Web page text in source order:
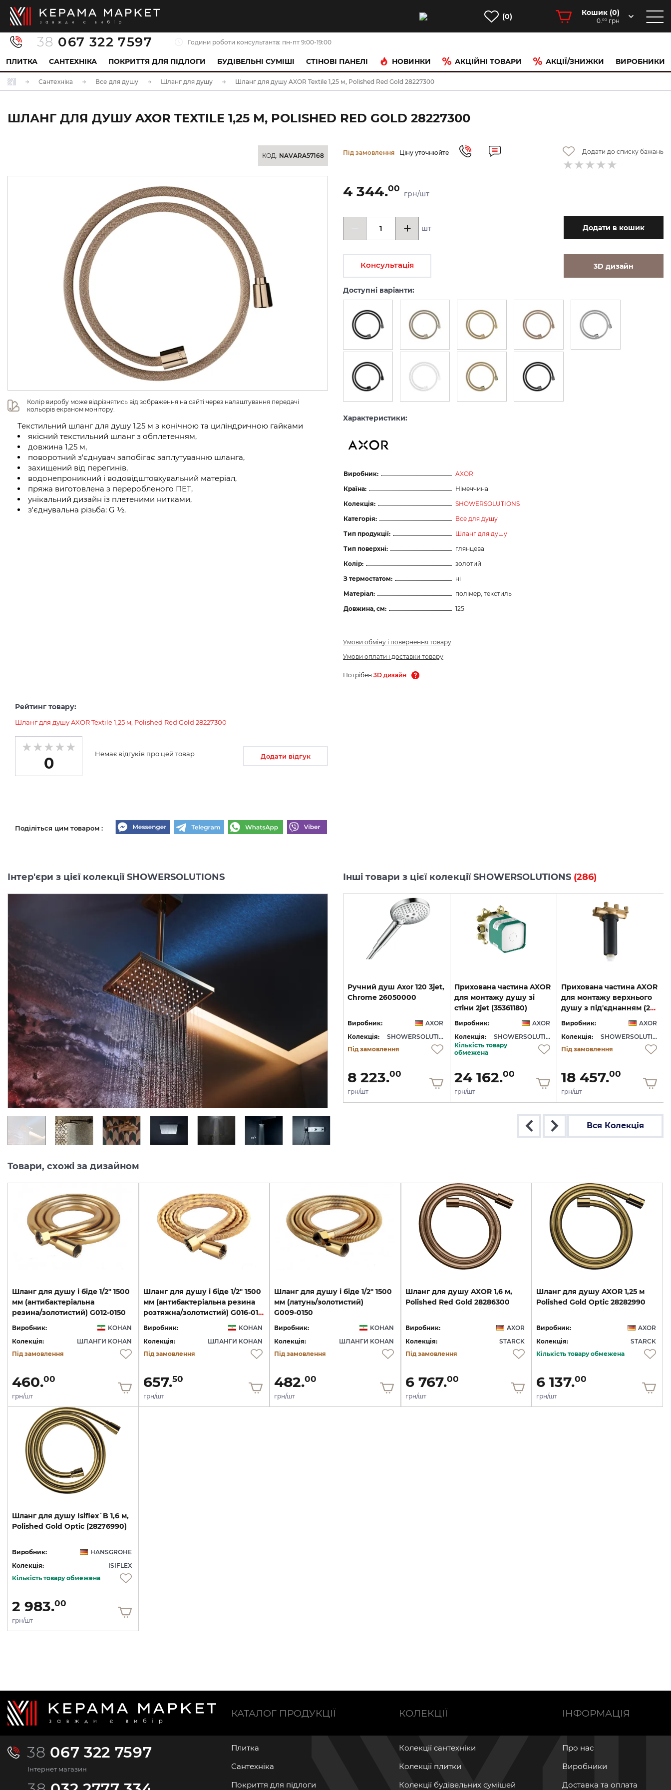
(0) Кошик (0)
0.00 грн
38 067 322 7597 Години роботи консультанта: пн-пт 9:00-19:00
ПЛИТКА САНТЕХНІКА ПОКРИТТЯ ДЛЯ ПІДЛОГИ БУДІВЕЛЬНІ СУМІШІ CТІНОВІ ПАНЕЛІ НОВИНКИ АКЦІЙНІ ТОВАРИ АКЦІЇ/ЗНИЖКИ ВИРОБНИКИ
Сантехніка Все для душу Шланг для душу Шланг для душу AXOR Textile 1,25 м, Polished Red Gold 28227300
ШЛАНГ ДЛЯ ДУШУ AXOR TEXTILE 1,25 М, POLISHED RED GOLD 28227300
КОД: NAVARA57168
Колір виробу може відрізнятись від зображення на сайті через налаштування передачі
кольорів екраном монітору.
Текстильний шланг для душу 1,25 м з конічною та циліндричною гайками
якісний текстильний шланг з обплетенням,
довжина 1,25 м,
поворотний з'єднувач запобігає заплутуванню шланга,
захищений від перегинів,
водонепроникний і водовідштовхувальний матеріал,
пряжа виготовлена з переробленого ПЕТ,
унікальний дизайн із плетеними нитками,
з'єднувальна різьба: G ½.
Під замовлення Ціну уточнюйте Додати до списку бажань
4 344.00
грн/шт
шт Додати в кошик
Консультація 3D дизайн
Доступні варіанти:
Характеристики:
Виробник:
AXOR
Країна:
Німеччина
Колекція:
SHOWERSOLUTIONS
Категорія:
Все для душу
Тип продукції:
Шланг для душу
Тип поверхні:
глянцева
Колір:
золотий
З термостатом:
ні
Матеріал:
полімер, текстиль
Довжина, см:
125
Умови обміну і повернення товару
Умови оплати і доставки товару
Потрібен 3D дизайн
Рейтинг товару:
Шланг для душу AXOR Textile 1,25 м, Polished Red Gold 28227300
0
Немає відгуків про цей товар Додати відгук
Поділіться цим товаром :
Інтер'єри з цієї колекції SHOWERSOLUTIONS Інші товари з цієї колекції SHOWERSOLUTIONS (286)
Верхній душ Axor 300 1jet
P з тримачем, Polished
Red Gold (35300300)
Виробник:
AXOR
Колекція:
SHOWERSOLUTIONS
Під замовлення
165 958.00
грн/шт
Верхній душ Axor 300 1jet
P з тримачем, Chrome
(35300000)
Виробник:
AXOR
Колекція:
Кількість товару
обмежена
110 639.00
грн/шт
Колекція:
Кількість товару
обмежена
15 340.00
Ручний душ Axor 120 3jet,
Chrome 26050000
Виробник:
AXOR
Колекція:
SHOWERSOLUTIONS
Під замовлення
8 223.00
грн/шт
Прихована частина AXOR
для монтажу душу зі
стіни 2jet (35361180)
Виробник:
AXOR
Колекція:
SHOWERSOLUTIONS
Кількість товару
обмежена
24 162.00
грн/шт
Прихована частина AXOR
для монтажу верхнього
душу з під'єднанням (26434180)
Виробник:
AXOR
Колекція:
SHOWERSOLUTIONS
Під замовлення
18 457.00
грн/шт
Вся Колекція
Товари, схожі за дизайном
Шланг для душу і біде 1/2" 1500
мм (антибактеріальна
резина/золотистий) G012-0150
Виробник:
KOHAN
Колекція:
ШЛАНГИ KOHAN
Під замовлення
460.00
грн/шт
Шланг для душу і біде 1/2" 1500
мм (антибактеріальна резина
розтяжна/золотистий) G016-0150
Виробник:
KOHAN
Колекція:
ШЛАНГИ KOHAN
Під замовлення
657.50
грн/шт
Шланг для душу і біде 1/2" 1500
мм (латунь/золотистий)
G009-0150
Виробник:
KOHAN
Колекція:
ШЛАНГИ KOHAN
Під замовлення
482.00
грн/шт
Шланг для душу AXOR 1,6 м,
Polished Red Gold 28286300
Виробник:
AXOR
Колекція:
STARCK
Під замовлення
6 767.00
грн/шт
Шланг для душу AXOR 1,25 м
Polished Gold Optic 28282990
Виробник:
AXOR
Колекція:
STARCK
Кількість товару обмежена
6 137.00
грн/шт
Шланг для душу Isiflex`B 1,6 м,
Polished Gold Optic (28276990)
Виробник:
HANSGROHE
Колекція:
ISIFLEX
Кількість товару обмежена
2 983.00
грн/шт
38 067 322 7597
Інтернет магазин
КАТАЛОГ ПРОДУКЦІЇ
Плитка
Сантехніка
Покриття для підлоги
КОЛЕКЦІЇ
Колекції сантехніки
Колекції плитки
Колекції будівельних сумішей
ІНФОРМАЦІЯ
Про нас
Виробники
Доставка та оплата